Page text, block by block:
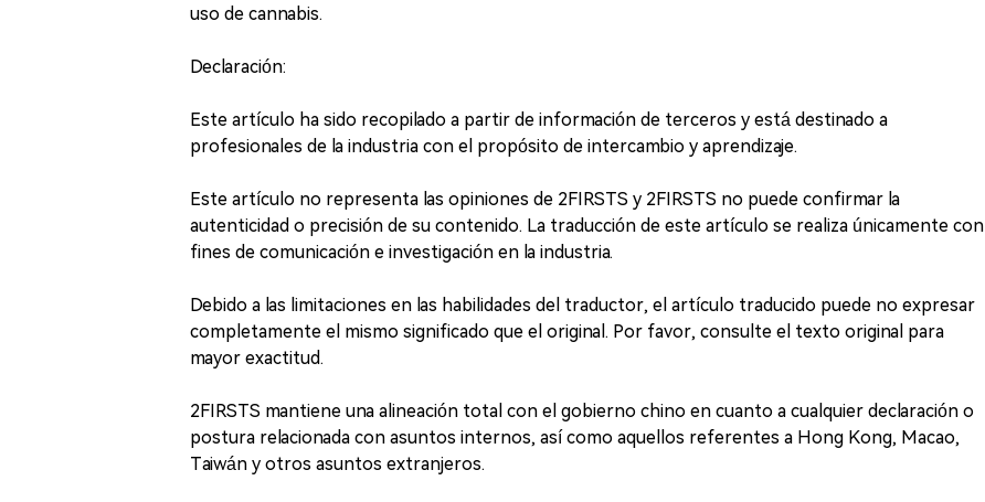
uso de cannabis.
Declaración:
Este artículo ha sido recopilado a partir de información de terceros y está destinado a
profesionales de la industria con el propósito de intercambio y aprendizaje.
Este artículo no representa las opiniones de 2FIRSTS y 2FIRSTS no puede confirmar la
autenticidad o precisión de su contenido. La traducción de este artículo se realiza únicamente con
fines de comunicación e investigación en la industria.
Debido a las limitaciones en las habilidades del traductor, el artículo traducido puede no expresar
completamente el mismo significado que el original. Por favor, consulte el texto original para
mayor exactitud.
2FIRSTS mantiene una alineación total con el gobierno chino en cuanto a cualquier declaración o
postura relacionada con asuntos internos, así como aquellos referentes a Hong Kong, Macao,
Taiwán y otros asuntos extranjeros.